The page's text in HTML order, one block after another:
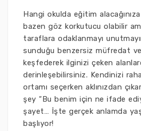
Hangi okulda eğitim
bazen göz korkutucu olabilir
taraflara odaklanmayı
sunduğu benzersiz müfredat
keşfederek ilginizi çeken
derinleşebilirsiniz. Kendinizi
ortamı seçerken aklınızdan
şey “Bu benim için ne ifade
şayet… İşte gerçek anlamda
başlıyor!